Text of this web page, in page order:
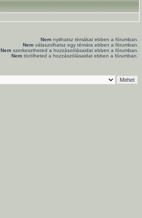
Nem nyithatsz témákat ebben a fórumban.
Nem válaszolhatsz egy témára ebben a fórumban.
Nem szerkesztheted a hozzászólásaidat ebben a fórumban.
Nem törölheted a hozzászólásaidat ebben a fórumban.